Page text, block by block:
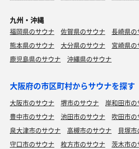
九州・沖縄
福岡県のサウナ 佐賀県のサウナ
長崎県の
熊本県のサウナ
大分県のサウナ
宮崎県の
鹿児島県のサウナ
沖縄県のサウナ
大阪府の市区町村からサウナを探す
大阪市のサウナ 堺市のサウナ
岸和田市の
豊中市のサウナ
池田市のサウナ
吹田市の
泉大津市のサウナ
高槻市のサウナ
貝塚
守口市のサウナ
枚方市のサウナ
茨木市の